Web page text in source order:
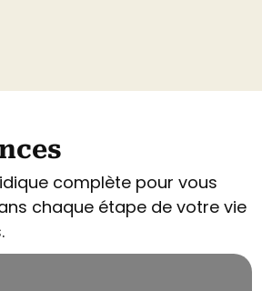
complète pour vous
chaque étape de votre vie